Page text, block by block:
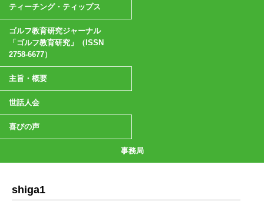
ティーチング・ティップス
ゴルフ教育研究ジャーナル
「ゴルフ教育研究」（ISSN
2758-6677）
主旨・概要
世話人会
喜びの声
事務局
shiga1